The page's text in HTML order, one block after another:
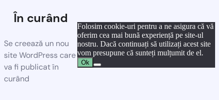
În curând
Se creează un nou
site WordPress care
va fi publicat în
curând
Folosim cookie-uri pentru a ne asigura că vă
oferim cea mai bună experiență pe site-ul
nostru. Dacă continuați să utilizați acest site
vom presupune că sunteți mulțumit de el.
Ok